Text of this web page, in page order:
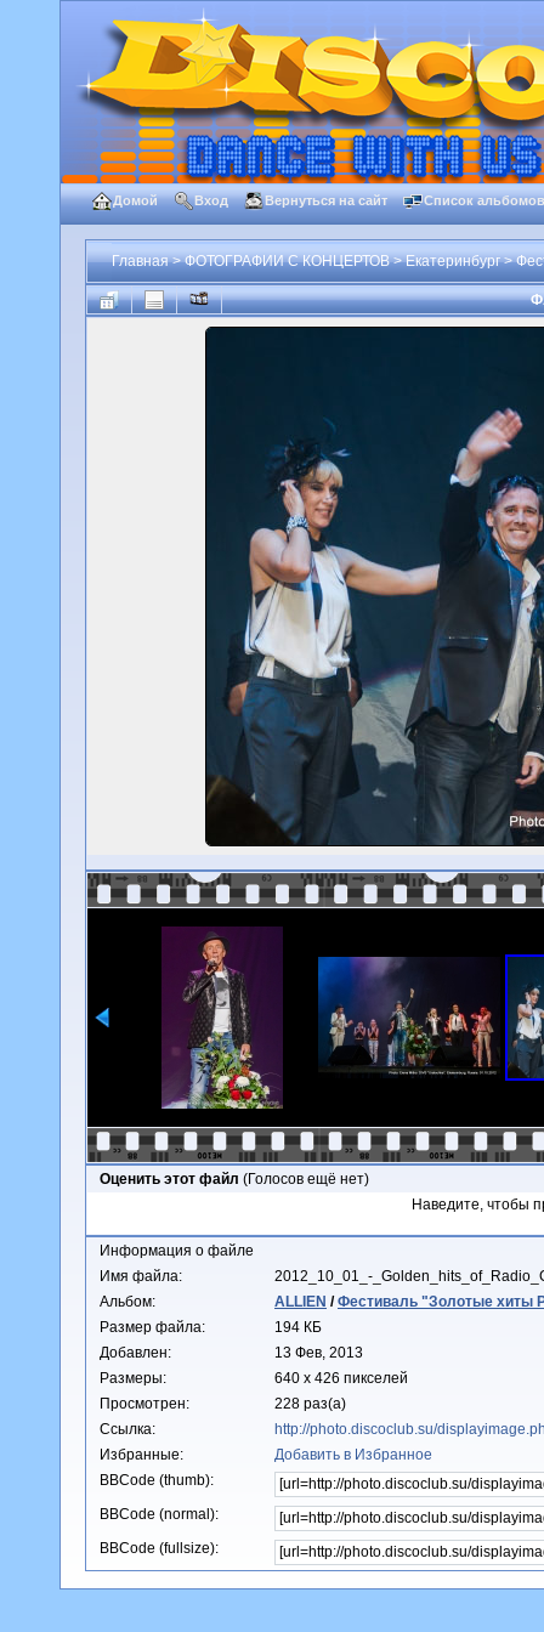
Домой Вход Вернуться на сайт Список альбомов
Главная>ФОТОГРАФИИ С КОНЦЕРТОВ>Екатеринбург>
Оценить этот файл (Голосов ещё нет)
Наведите, чтобы
Информация о файле
Имя файла:
2012_10_01_-
Альбом:
ALLIEN /Фестиваль "Золотые хиты
Размер файла:
194 КБ
Добавлен:
13 Фев, 2013
Размеры:
640 x 426 пикселей
Просмотрен:
228 раз(а)
Ссылка:
http://photo.discoclub.su/
Избранные:
Добавить в Избранное
BBCode (thumb):
BBCode (normal):
BBCode (fullsize):